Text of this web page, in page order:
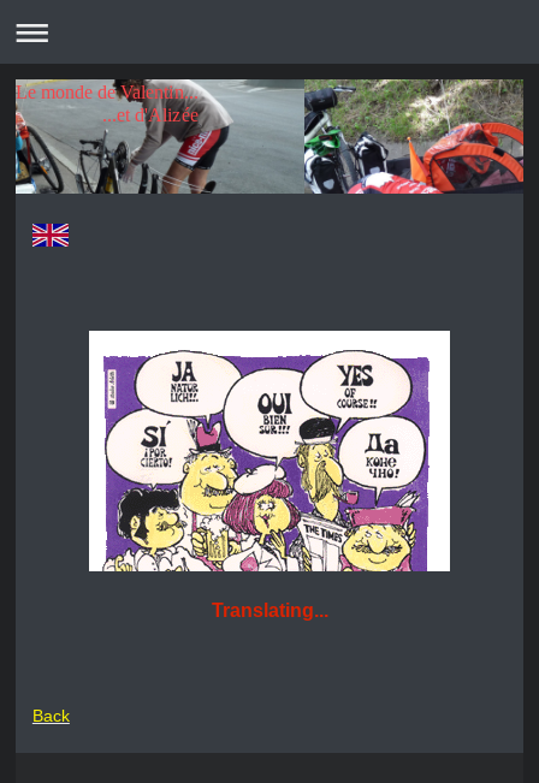
Le monde de Valentin...
...et d'Alizée
Translating...
Back